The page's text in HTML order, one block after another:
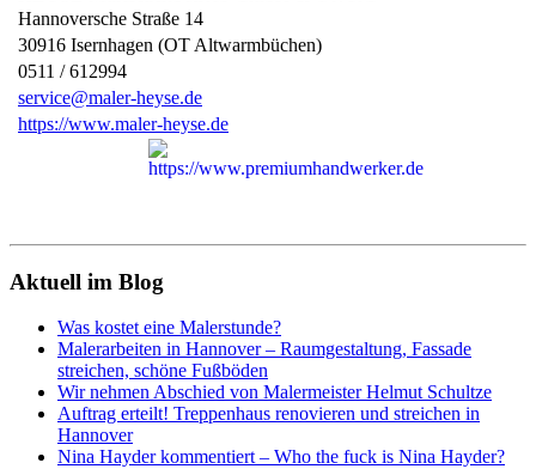
Hannoversche Straße 14
30916 Isernhagen (OT Altwarmbüchen)
0511 / 612994
service@maler-heyse.de
https://www.maler-heyse.de
Aktuell im Blog
Was kostet eine Malerstunde?
Malerarbeiten in Hannover – Raumgestaltung, Fassade
streichen, schöne Fußböden
Wir nehmen Abschied von Malermeister Helmut Schultze
Auftrag erteilt! Treppenhaus renovieren und streichen in
Hannover
Nina Hayder kommentiert – Who the fuck is Nina Hayder?